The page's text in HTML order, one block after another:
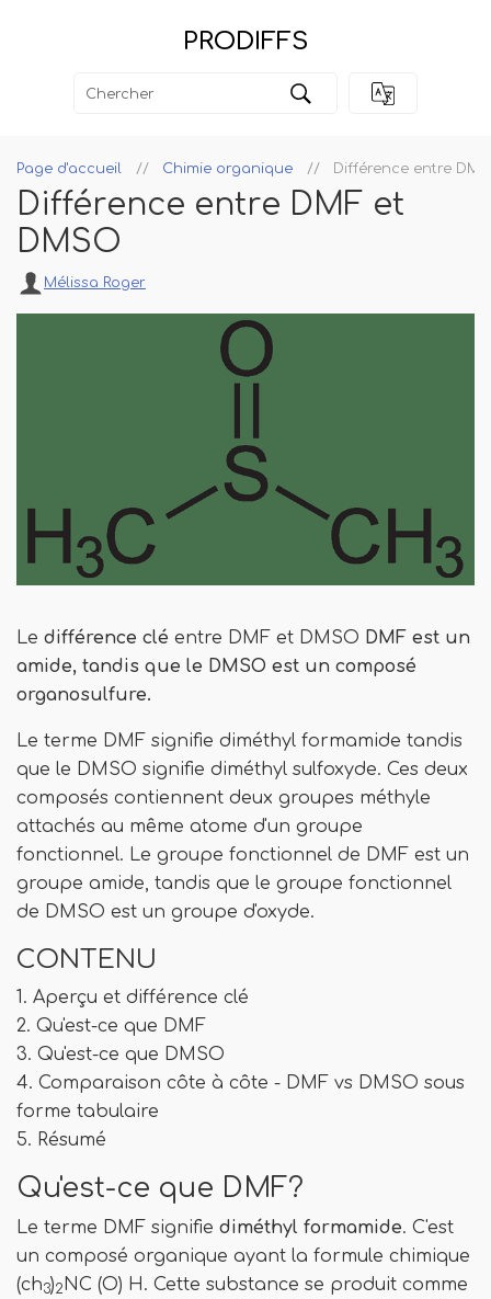
PRODIFFS
Page d'accueil Chimie organique Différence entre
Différence entre DMF et
DMSO
Mélissa Roger
Le différence clé entre DMF et DMSO DMF est un
amide, tandis que le DMSO est un composé
organosulfure.
Le terme DMF signifie diméthyl formamide tandis
que le DMSO signifie diméthyl sulfoxyde. Ces deux
composés contiennent deux groupes méthyle
attachés au même atome d'un groupe
fonctionnel. Le groupe fonctionnel de DMF est un
groupe amide, tandis que le groupe fonctionnel
de DMSO est un groupe d'oxyde.
CONTENU
1. Aperçu et différence clé
2. Qu'est-ce que DMF
3. Qu'est-ce que DMSO
4. Comparaison côte à côte - DMF vs DMSO sous
forme tabulaire
5. Résumé
Qu'est-ce que DMF?
Le terme DMF signifie diméthyl formamide. C'est
un composé organique ayant la formule chimique
(ch3)2 NC (O) H. Cette substance se produit comme